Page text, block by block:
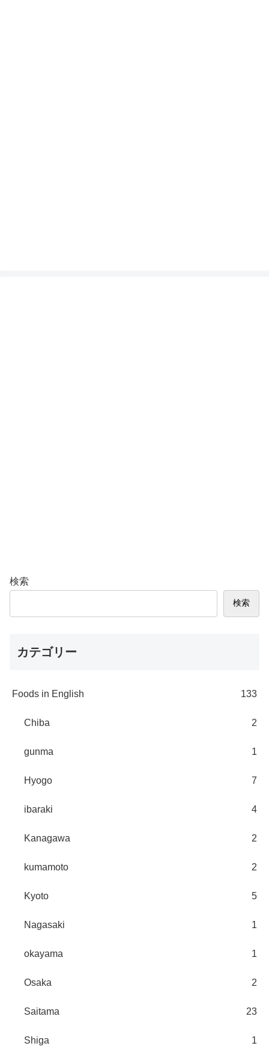
検索
検索
カテゴリー
Foods in English 133
Chiba 2
gunma 1
Hyogo 7
ibaraki 4
Kanagawa 2
kumamoto 2
Kyoto 5
Nagasaki 1
okayama 1
Osaka 2
Saitama 23
Shiga 1